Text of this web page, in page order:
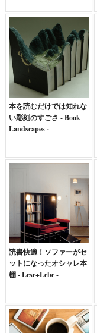
本を読むだけでは知れな
い彫刻のすごさ - Book
Landscapes -
読書快適！ソファーがセ
ットになったオシャレ本
棚 - Lese+Lebe -